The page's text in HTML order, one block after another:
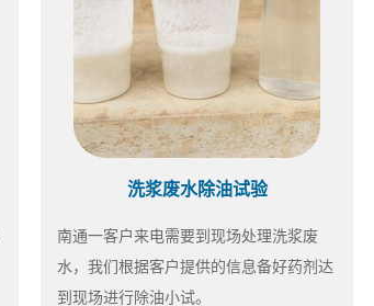
洗浆废水除油试验
南通一客户来电需要到现场处理洗浆废
水，我们根据客户提供的信息备好药剂达
到现场进行除油小试。